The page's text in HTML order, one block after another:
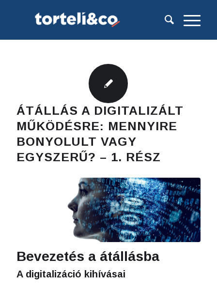
ÁTÁLLÁS A DIGITALIZÁLT
MŰKÖDÉSRE: MENNYIRE
BONYOLULT VAGY
EGYSZERŰ? – 1. RÉSZ
Bevezetés a átállásba
A digitalizáció kihívásai